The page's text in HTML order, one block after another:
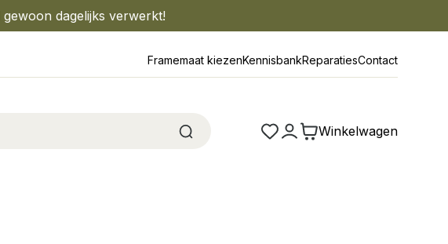
dagelijks verwerkt!
Framemaat kiezenKennisbankReparatiesContact
Winkelwagen